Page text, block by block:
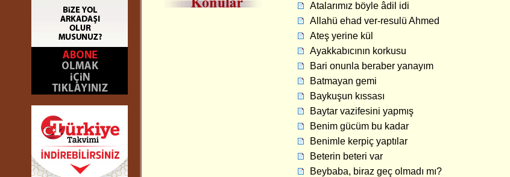
Atalarımız böyle âdil idi
Allahü ehad ver-resulü Ahmed
Ateş yerine kül
Ayakkabıcının korkusu
Bari onunla beraber yanayım
Batmayan gemi
Baykuşun kıssası
Baytar vazifesini yapmış
Benim gücüm bu kadar
Benimle kerpiç yaptılar
Beterin beteri var
Beybaba, biraz geç olmadı mı?